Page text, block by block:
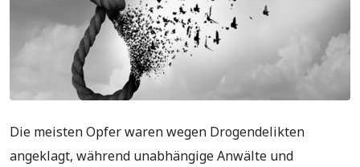
Die meisten Opfer waren wegen Drogendelikten
angeklagt, während unabhängige Anwälte und